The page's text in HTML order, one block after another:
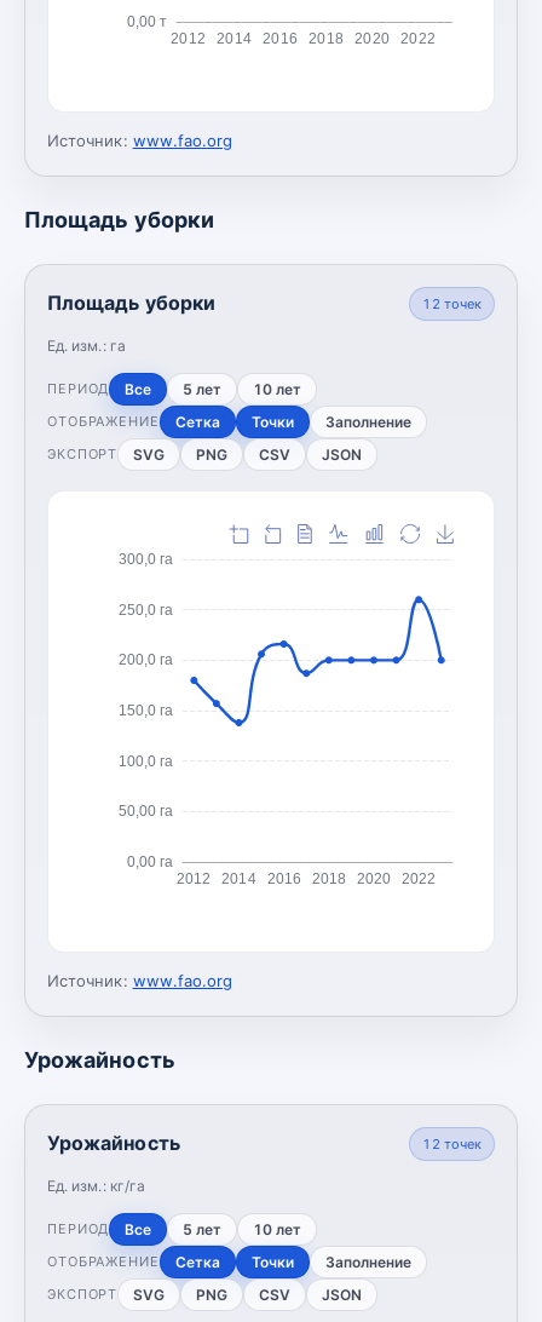
0,00 т
2012 2014 2016 2018 2020 2022
Источник: www.fao.org
Площадь уборки
Площадь уборки
Ед. изм.: га
12 точек
ПЕРИОД Все 5 лет 10 лет
ОТОБРАЖЕНИЕ Сетка Точки Заполнение
ЭКСПОРТ SVG PNG CSV JSON
0,00 га
50,00 га
100,0 га
150,0 га
200,0 га
250,0 га
300,0 га
2012 2014 2016 2018 2020 2022
Источник: www.fao.org
Урожайность
Урожайность
Ед. изм.: кг/га
12 точек
ПЕРИОД Все 5 лет 10 лет
ОТОБРАЖЕНИЕ Сетка Точки Заполнение
ЭКСПОРТ SVG PNG CSV JSON